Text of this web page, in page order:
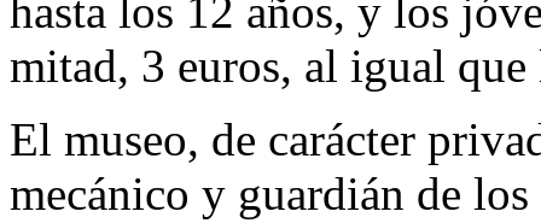
hasta los 12 años, y los
mitad, 3 euros, al igual
El museo, de carácter
mecánico y guardián de